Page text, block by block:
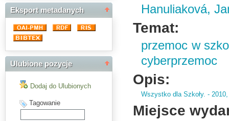
Eksport metadanych
Ulubione pozycje
Dodaj do Ulubionych
Tagowanie
Hanuliaková,
Temat:
przemoc w
cyberprzemoc
Opis:
Wszystko dla Szkoły. - 2010,
Miejsce